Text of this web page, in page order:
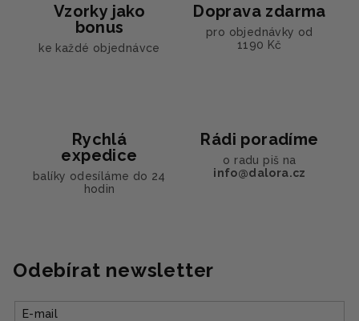
Vzorky jako
bonus
ke každé objednávce
Doprava zdarma
pro objednávky od
1190 Kč
Rychlá
expedice
balíky odesíláme do 24
hodin
Rádi poradíme
o radu piš na
info@dalora.cz
Odebírat newsletter
E-mail